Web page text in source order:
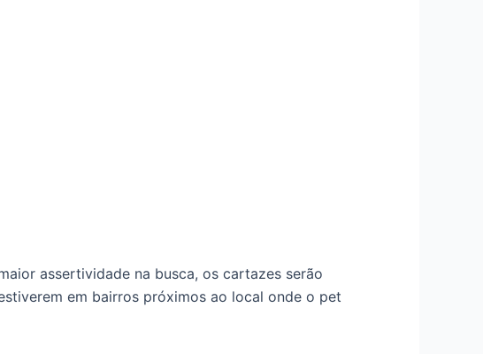
assertividade na busca, os cartazes serão
em bairros próximos ao local onde o pet